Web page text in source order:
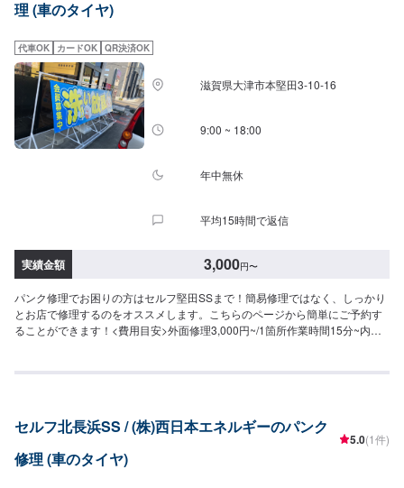
理 (車のタイヤ)
代車OK カードOK QR決済OK
滋賀県大津市本堅田3-10-16
9:00 ~ 18:00
年中無休
平均15時間で返信
実績金額 3,000円〜
パンク修理でお困りの方はセルフ堅田SSまで！簡易修理ではなく、しっかり
とお店で修理するのをオススメします。こちらのページから簡単にご予約す
ることができます！<費用目安>外面修理3,000円~/1箇所作業時間15分~内面
セルフ北長浜SS / (株)西日本エネルギーのパンク
修理 (車のタイヤ)
5.0(1件)